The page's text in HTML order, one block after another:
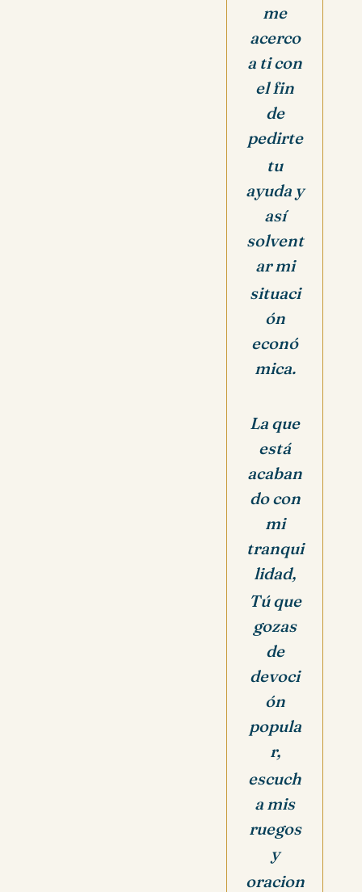
me
acerco
a ti con
el fin
de
pedirte
tu
ayuda y
así
solvent
ar mi
situaci
ón
econó
mica.
La que
está
acaban
do con
mi
tranqui
lidad,
Tú que
gozas
de
devoci
ón
popula
r,
escuch
a mis
ruegos
y
oracion